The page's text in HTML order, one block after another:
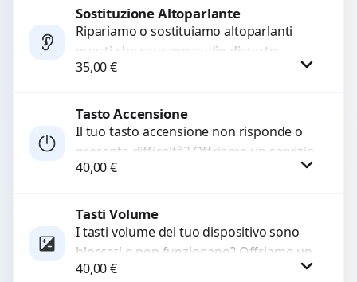
di...
Procedi
Sostituzione Altoparlante
Ripariamo o sostituiamo altoparlanti
guasti che causano audio distorto,
basso o assente. Utilizziamo ricambi di
35,00€
Procedi
Tasto Accensione
Il tuo tasto accensione non risponde o
presenta difficoltà? Offriamo un servizio
professionale di riparazione o
40,00€
Tasti Volume
I tasti volume del tuo dispositivo sono
bloccati o non funzionano? Offriamo un
servizio di riparazione o sostituzione
40,00€